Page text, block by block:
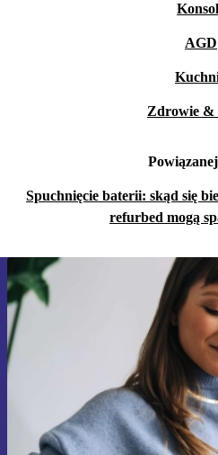
AGD
Zdrowie &
Spuchnięcie baterii: skąd się
refurbed mogą
Zapisz się na
Nie przegap